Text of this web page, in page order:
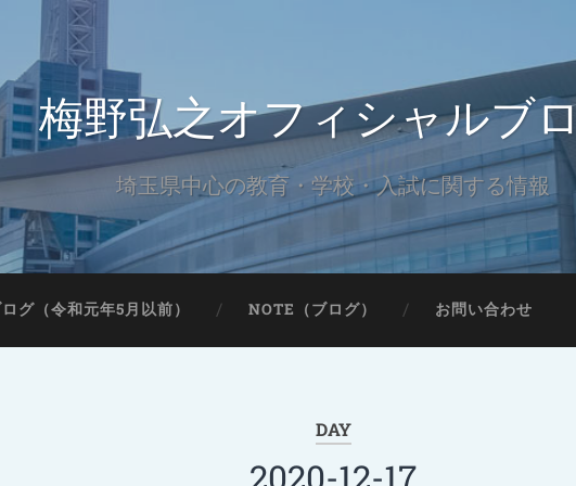
梅野弘之オフィシャルブ
埼玉県中心の教育・学校・入試に関する情報
ログ（令和元年5月以前） NOTE（ブログ） お問い合わせ
DAY